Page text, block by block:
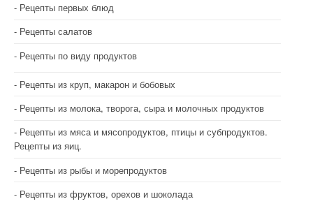
Рецепты первых блюд
Рецепты салатов
Рецепты по виду продуктов
Рецепты из круп, макарон и бобовых
Рецепты из молока, творога, сыра и молочных продуктов
Рецепты из мяса и мясопродуктов, птицы и субпродуктов.
Рецепты из яиц.
Рецепты из рыбы и морепродуктов
Рецепты из фруктов, орехов и шоколада